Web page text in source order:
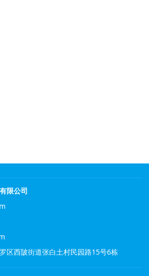
限公司
区西陂街道张白土村民园路15号6栋